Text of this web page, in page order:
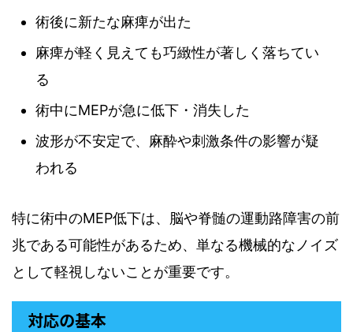
術後に新たな麻痺が出た
麻痺が軽く見えても巧緻性が著しく落ちてい
る
術中にMEPが急に低下・消失した
波形が不安定で、麻酔や刺激条件の影響が疑
われる
特に術中のMEP低下は、脳や脊髄の運動路障害の前
兆である可能性があるため、単なる機械的なノイズ
として軽視しないことが重要です。
対応の基本